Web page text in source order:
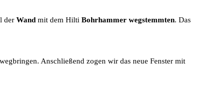
der Wand mit dem Hilti Bohrhammer wegstemmten. Das
Anschließend zogen wir das neue Fenster mit